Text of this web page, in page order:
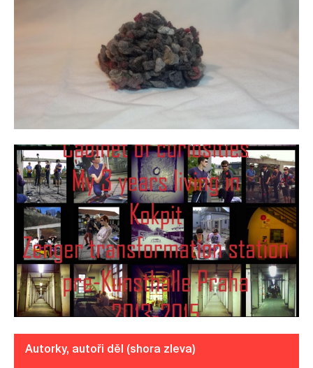
Autorky, autoři děl (shora zleva)